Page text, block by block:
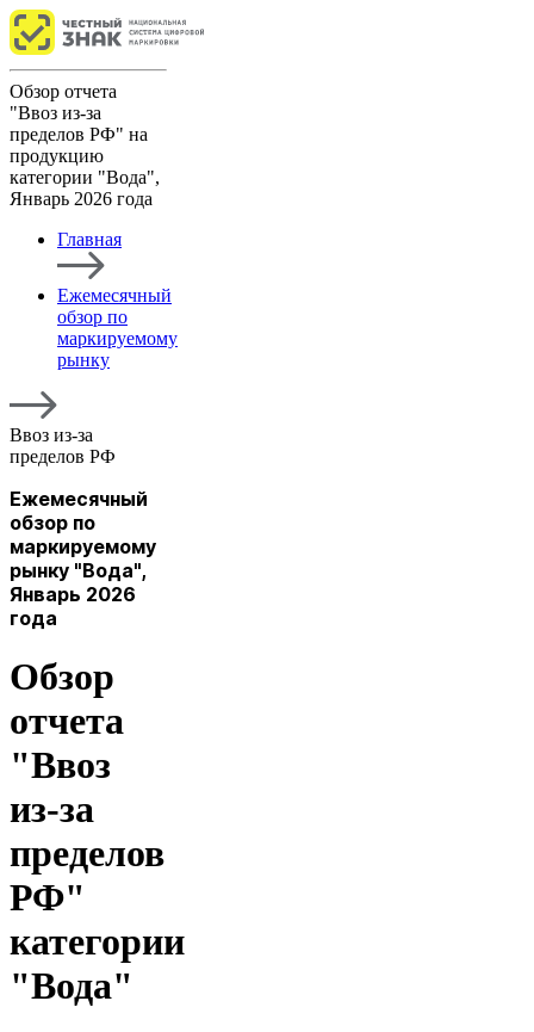
Обзор отчета
"Ввоз из-за
пределов РФ" на
продукцию
категории "Вода",
Январь 2026 года
Главная
Ежемесячный
обзор по
маркируемому
рынку
Ввоз из-за
пределов РФ
Ежемесячный
обзор по
маркируемому
рынку "Вода",
Январь 2026
года
Обзор
отчета
"Ввоз
из-за
пределов
РФ"
категории
"Вода"